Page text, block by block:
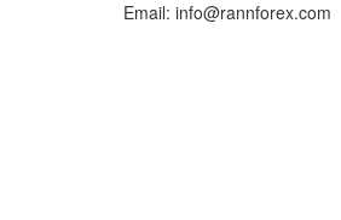
Email: info@rannforex.com